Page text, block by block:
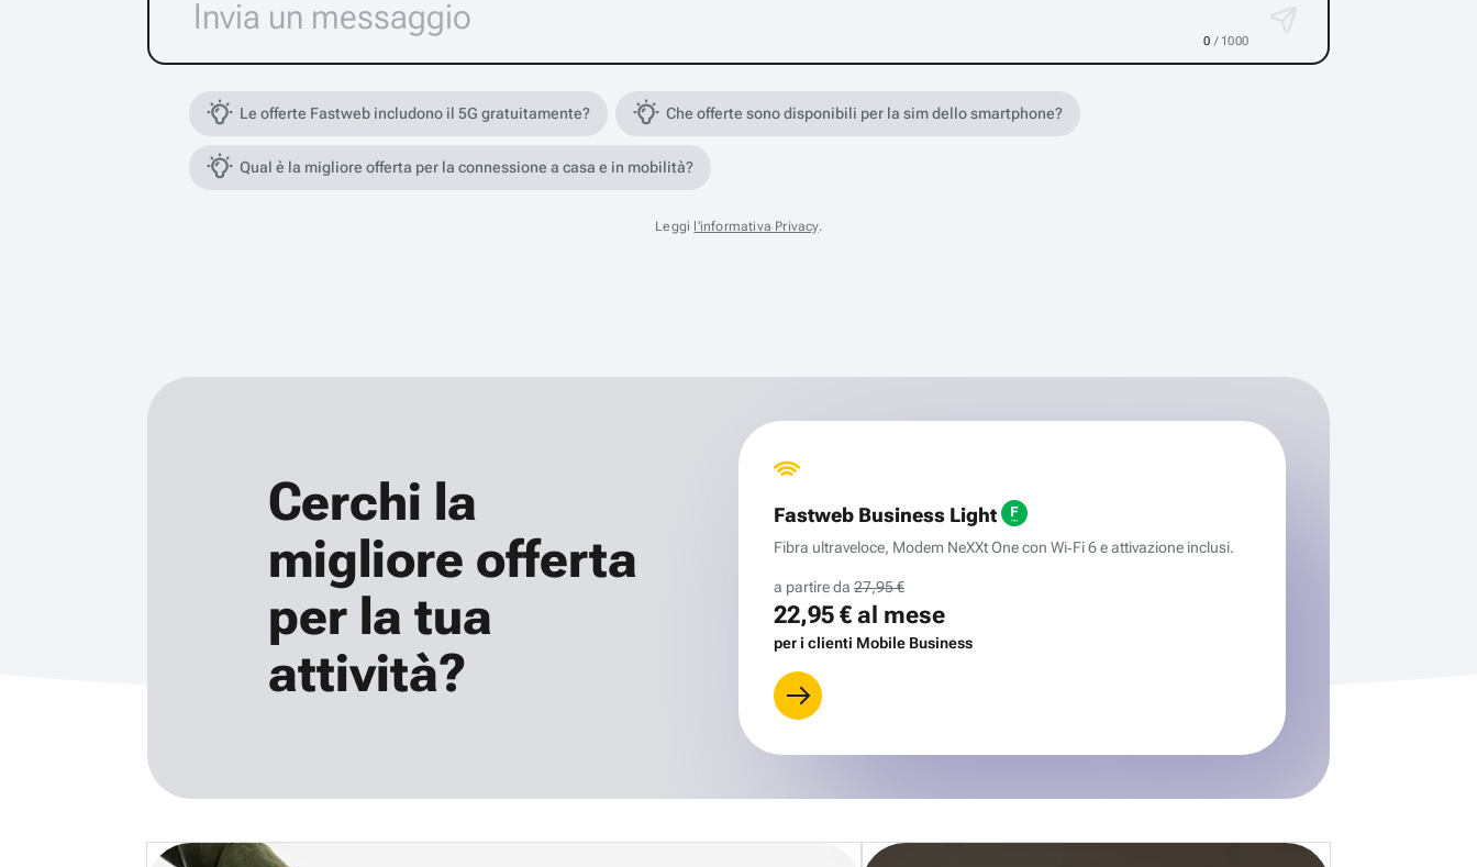
0 / 1000
Le offerte Fastweb includono il 5G gratuitamente? Che offerte sono disponibili per la sim dello smartphone?
Qual è la migliore offerta per la connessione a casa e in mobilità?
Leggi l'informativa Privacy.
Cerchi la
migliore offerta
per la tua
attività?
Fastweb Business Light
Fibra ultraveloce, Modem NeXXt One con Wi‑Fi 6 e attivazione inclusi.
a partire da 27,95 €
22,95 €al mese
per i clienti Mobile Business